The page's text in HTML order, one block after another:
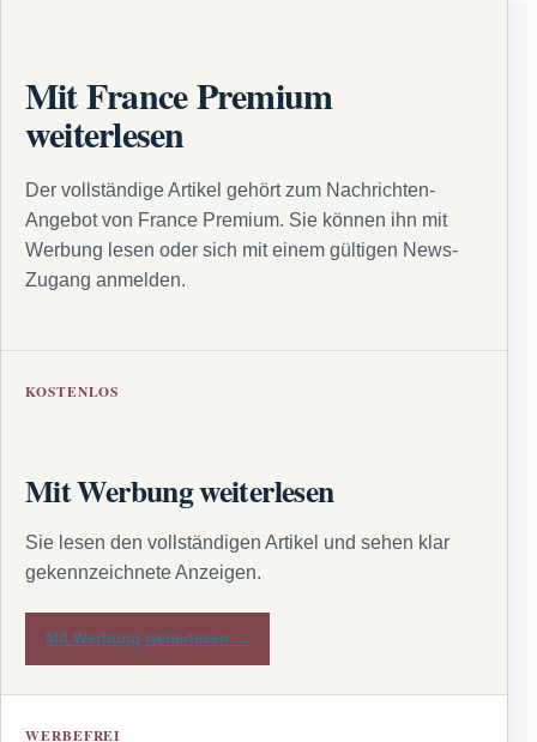
Mit France Premium
weiterlesen
Der vollständige Artikel gehört zum Nachrichten-
Angebot von France Premium. Sie können ihn mit
Werbung lesen oder sich mit einem gültigen News-
Zugang anmelden.
KOSTENLOS
Mit Werbung weiterlesen
Sie lesen den vollständigen Artikel und sehen klar
gekennzeichnete Anzeigen.
Mit Werbung weiterlesen →
WERBEFREI